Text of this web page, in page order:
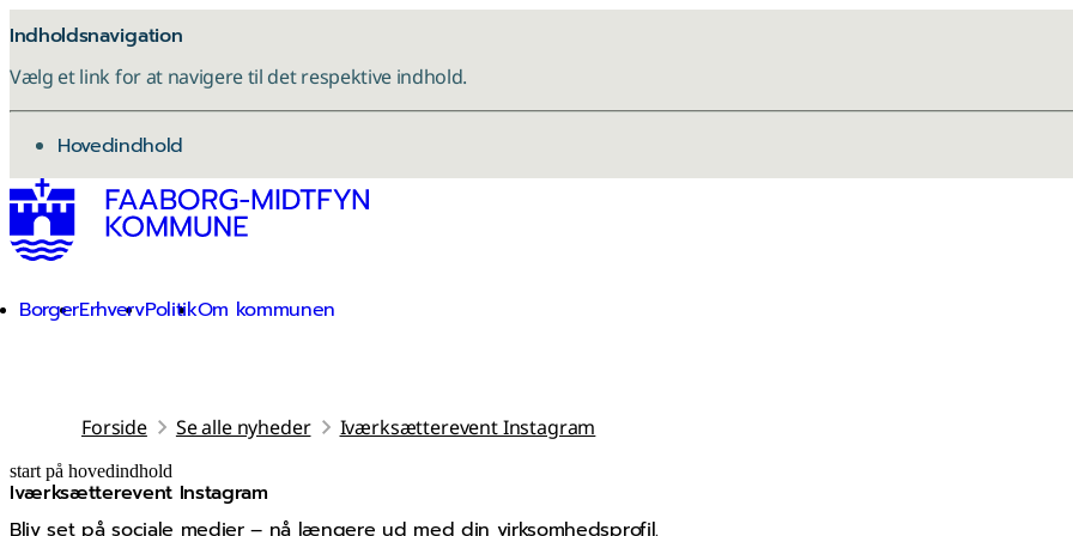
Indholdsnavigation
Vælg et link for at navigere til det respektive indhold.
gå til
Hovedindhold
BorgerErhvervPolitikOm kommunen
Forside Se alle nyheder Iværksætterevent Instagram
start på hovedindhold
Iværksætterevent Instagram
Bliv set på sociale medier – nå længere ud med din virksomhedsprofil.
senest opdateret 30. oktober 2025